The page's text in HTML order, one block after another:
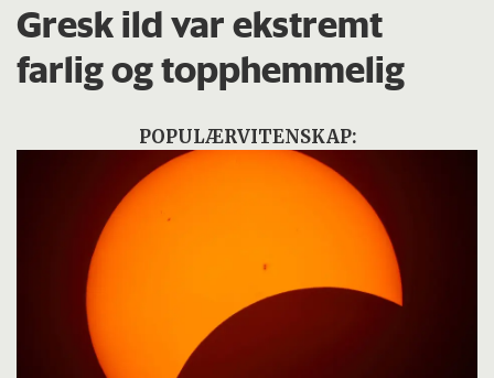
Gresk ild var ekstremt
farlig og topphemmelig
POPULÆRVITENSKAP: